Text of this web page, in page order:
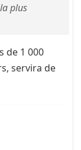
plus
de 1 000
servira de